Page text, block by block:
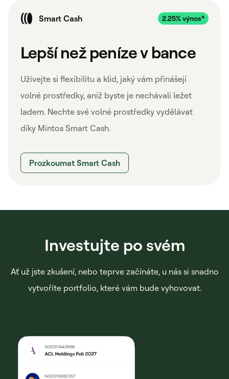
Smart Cash
Lepší než peníze v bance
Užívejte si flexibilitu a klid, jaký vám přinášejí
volné prostředky, aniž byste je nechávali ležet
ladem. Nechte své volné prostředky vydělávat
díky Mintos Smart Cash.
Prozkoumat Smart Cash
Investujte po svém
Ať už jste zkušení, nebo teprve začínáte, u nás si snadno
vytvoříte portfolio, které vám bude vyhovovat.